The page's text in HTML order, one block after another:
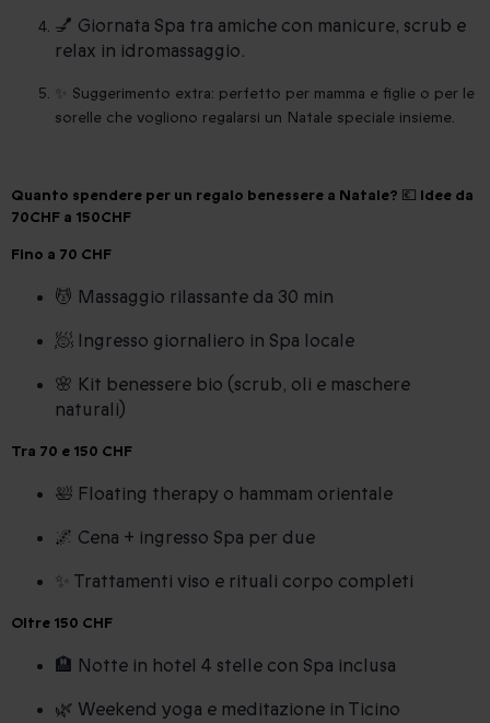
💅 Giornata Spa tra amiche con manicure, scrub e
relax in idromassaggio.
✨ Suggerimento extra: perfetto per mamma e figlie o per le
sorelle che vogliono regalarsi un Natale speciale insieme.
Quanto spendere per un regalo benessere a Natale? 💶 Idee da
70CHF a 150CHF
Fino a 70 CHF
💆 Massaggio rilassante da 30 min
🧖 Ingresso giornaliero in Spa locale
🌸 Kit benessere bio (scrub, oli e maschere
naturali)
Tra 70 e 150 CHF
🛀 Floating therapy o hammam orientale
🌌 Cena + ingresso Spa per due
✨ Trattamenti viso e rituali corpo completi
Oltre 150 CHF
🏨 Notte in hotel 4 stelle con Spa inclusa
🌿 Weekend yoga e meditazione in Ticino